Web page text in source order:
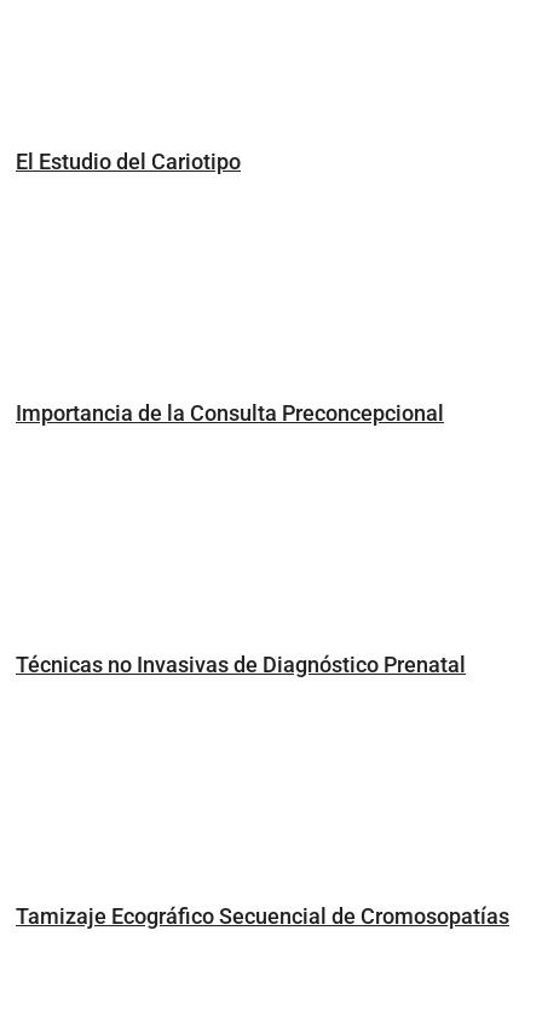
El Estudio del Cariotipo
Importancia de la Consulta Preconcepcional
Técnicas no Invasivas de Diagnóstico Prenatal
Tamizaje Ecográfico Secuencial de Cromosopatías